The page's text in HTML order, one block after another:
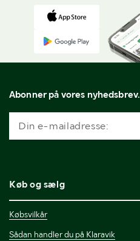
Abonner på vores nyhedsbrev.
Køb og sælg
Købsvilkår
Sådan handler du på Klaravik